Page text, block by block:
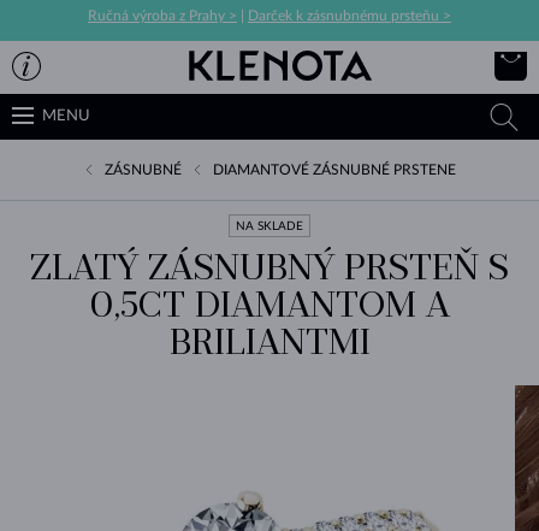
Ručná výroba z Prahy > Darček k zásnubnému prsteňu >
MENU
ZÁSNUBNÉ DIAMANTOVÉ ZÁSNUBNÉ PRSTENE
NA SKLADE
ZLATÝ ZÁSNUBNÝ PRSTEŇ S
0,5CT DIAMANTOM A
BRILIANTMI